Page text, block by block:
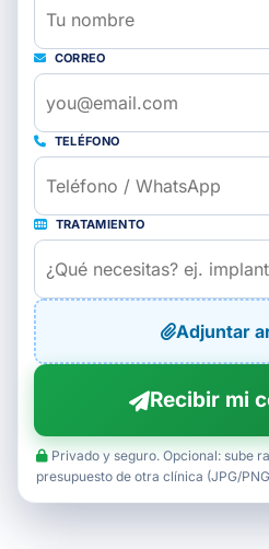
CORREO
TELÉFONO
TRATAMIENTO
Adjuntar
Recibir mi
Privado y seguro. Opcional: sube
presupuesto de otra clínica (JPG/